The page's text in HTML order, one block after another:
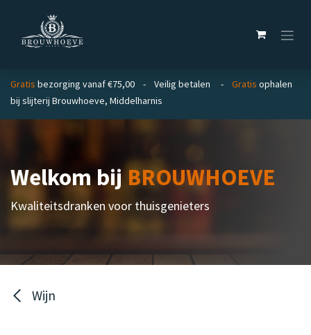
Gratis bezorging vanaf €75,00 - Veilig betalen - Gratis ophalen
bij slijterij Brouwhoeve, Middelharnis
Welkom bijBROUWHOEVE
Kwaliteitsdranken voor thuisgenieters
Wijn